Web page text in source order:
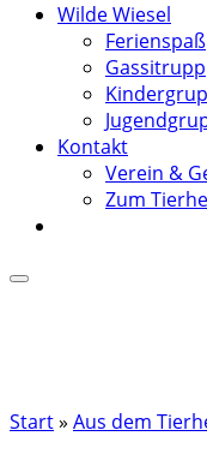
Wilde Wiesel
Ferienspaß
Gassitrupp
Kontakt
Verein &
Zum
Start» Aus dem